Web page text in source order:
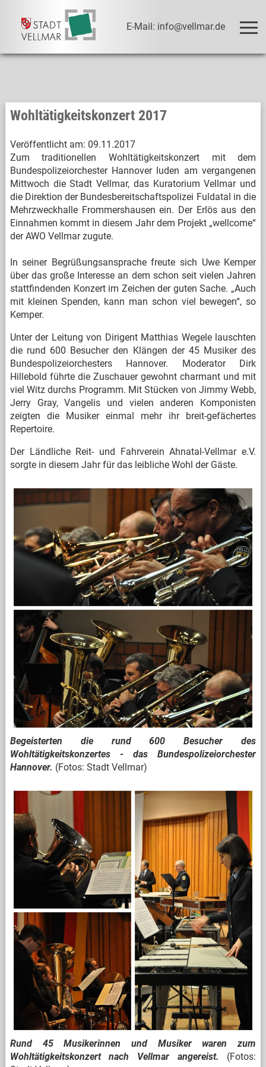
E-Mail: info@vellmar.de
Wohltätigkeitskonzert 2017
Veröffentlicht am: 09.11.2017
Zum traditionellen Wohltätigkeitskonzert mit dem
Bundespolizeiorchester Hannover luden am vergangenen
Mittwoch die Stadt Vellmar, das Kuratorium Vellmar und
die Direktion der Bundesbereitschaftspolizei Fuldatal in die
Mehrzweckhalle Frommershausen ein. Der Erlös aus den
Einnahmen kommt in diesem Jahr dem Projekt „wellcome“
der AWO Vellmar zugute.
In seiner Begrüßungsansprache freute sich Uwe Kemper
über das große Interesse an dem schon seit vielen Jahren
stattfindenden Konzert im Zeichen der guten Sache. „Auch
mit kleinen Spenden, kann man schon viel bewegen“, so
Kemper.
Unter der Leitung von Dirigent Matthias Wegele lauschten
die rund 600 Besucher den Klängen der 45 Musiker des
Bundespolizeiorchesters Hannover. Moderator Dirk
Hillebold führte die Zuschauer gewohnt charmant und mit
viel Witz durchs Programm. Mit Stücken von Jimmy Webb,
Jerry Gray, Vangelis und vielen anderen Komponisten
zeigten die Musiker einmal mehr ihr breit-gefächertes
Repertoire.
Der Ländliche Reit- und Fahrverein Ahnatal-Vellmar e.V.
sorgte in diesem Jahr für das leibliche Wohl der Gäste.
Begeisterten die rund 600 Besucher des
Wohltätigkeitskonzertes - das Bundespolizeiorchester
Hannover. (Fotos: Stadt Vellmar)
Rund 45 Musikerinnen und Musiker waren zum
Wohltätigkeitskonzert nach Vellmar angereist. (Fotos: